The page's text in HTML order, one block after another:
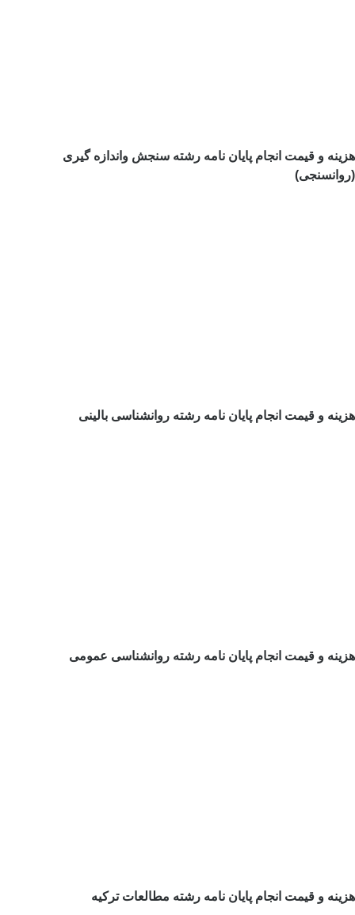
هزینه و قیمت انجام پایان نامه رشته سنجش واندازه گیری
(روانسنجی)
هزینه و قیمت انجام پایان نامه رشته روانشناسی بالینی
هزینه و قیمت انجام پایان نامه رشته روانشناسی عمومی
هزینه و قیمت انجام پایان نامه رشته مطالعات ترکیه